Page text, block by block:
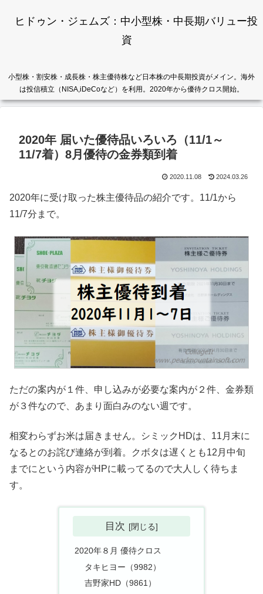
ヒドゥン・ジェムズ：中小型株・中長期バリュー投
資
小型株・割安株・成長株・株主優待株など日本株の中長期投資がメイン。海外
は投信積立（NISA,iDeCoなど）を利用。2020年から優待クロス開始。
2020年 届いた優待品いろいろ（11/1～
11/7着）8月優待の金券類到着
2020.11.08 2024.03.26
2020年に受け取った株主優待品の紹介です。11/1から
11/7分まで。
ただの案内が１件、申し込みが必要な案内が２件、金券類
が３件なので、あまり面白みのない週です。
相変わらずお米は届きません。シミックHDは、11月末に
なるとのお詫び連絡が到着。クボタは遅くとも12月中旬
までにという内容がHPに載ってるので大人しく待ちま
す。
目次
2020年８月 優待クロス
タキヒヨー（9982）
吉野家HD（9861）